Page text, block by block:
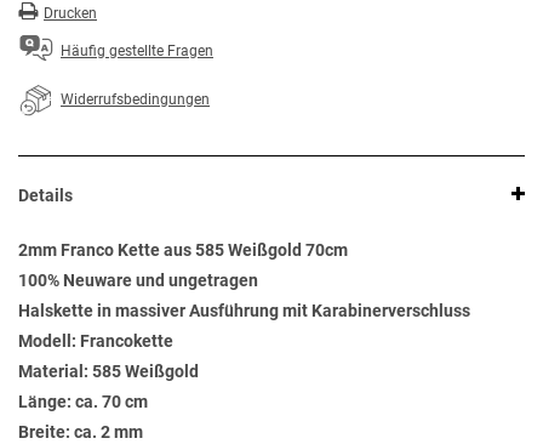
Drucken
Häufig gestellte Fragen
Widerrufsbedingungen
Details
2mm Franco Kette aus 585 Weißgold 70cm
100% Neuware und ungetragen
Halskette in massiver Ausführung mit Karabinerverschluss
Modell: Francokette
Material: 585 Weißgold
Länge: ca. 70 cm
Breite: ca. 2 mm